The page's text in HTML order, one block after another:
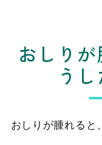
おしり
う
おしりが腫れると